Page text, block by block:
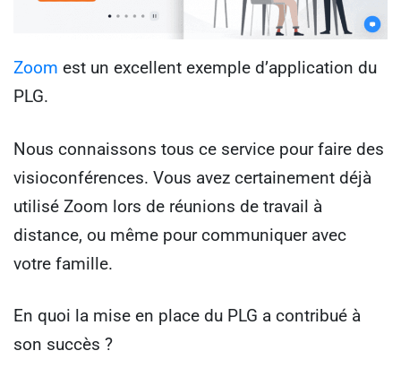
Zoom est un excellent exemple d’application du
PLG.
Nous connaissons tous ce service pour faire des
visioconférences. Vous avez certainement déjà
utilisé Zoom lors de réunions de travail à
distance, ou même pour communiquer avec
votre famille.
En quoi la mise en place du PLG a contribué à
son succès ?